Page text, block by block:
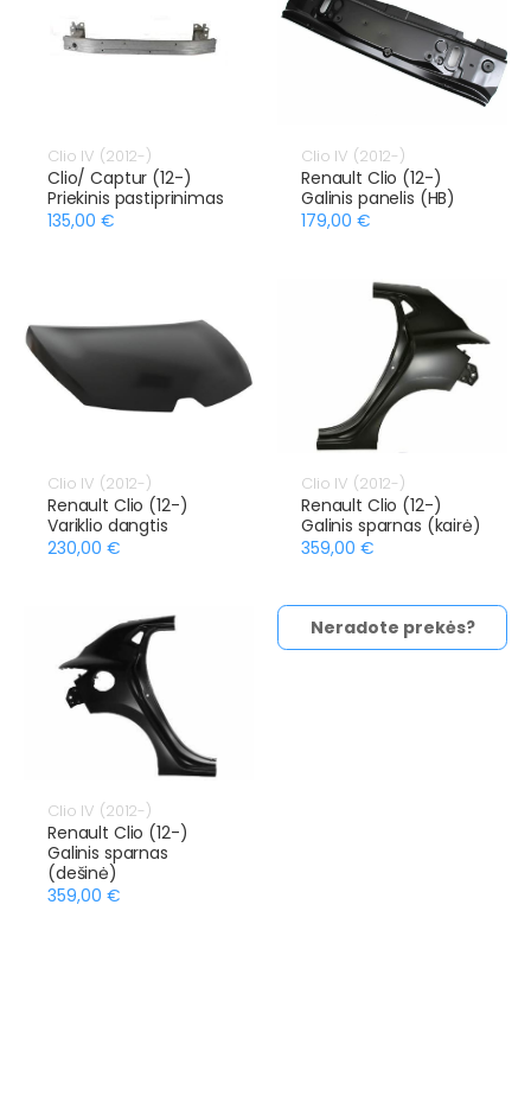
Clio IV (2012-)
Clio/ Captur (12-)
Priekinis pastiprinimas
135,00 €
Clio IV (2012-)
Renault Clio (12-)
Galinis panelis (HB)
179,00 €
Clio IV (2012-)
Renault Clio (12-)
Variklio dangtis
230,00 €
Clio IV (2012-)
Renault Clio (12-)
Galinis sparnas (kairė)
359,00 €
Clio IV (2012-)
Renault Clio (12-)
Galinis sparnas
(dešinė)
359,00 €
Neradote prekės?